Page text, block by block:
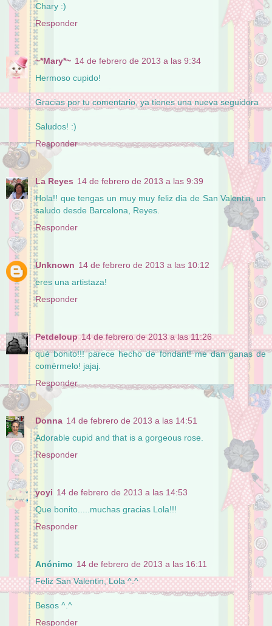
Chary :)
Responder
~*Mary*~ 14 de febrero de 2013 a las 9:34
Hermoso cupido!
Gracias por tu comentario, ya tienes una nueva seguidora
Saludos! :)
Responder
La Reyes 14 de febrero de 2013 a las 9:39
Hola!! que tengas un muy muy feliz dia de San Valentin, un
saludo desde Barcelona, Reyes.
Responder
Unknown 14 de febrero de 2013 a las 10:12
eres una artistaza!
Responder
Petdeloup 14 de febrero de 2013 a las 11:26
qué bonito!!! parece hecho de fondant! me dan ganas de
comérmelo! jajaj.
Responder
Donna 14 de febrero de 2013 a las 14:51
Adorable cupid and that is a gorgeous rose.
Responder
yoyi 14 de febrero de 2013 a las 14:53
Que bonito.....muchas gracias Lola!!!
Responder
Anónimo 14 de febrero de 2013 a las 16:11
Feliz San Valentin, Lola ^.^
Besos ^.^
Responder